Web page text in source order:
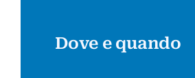
Dove e quando